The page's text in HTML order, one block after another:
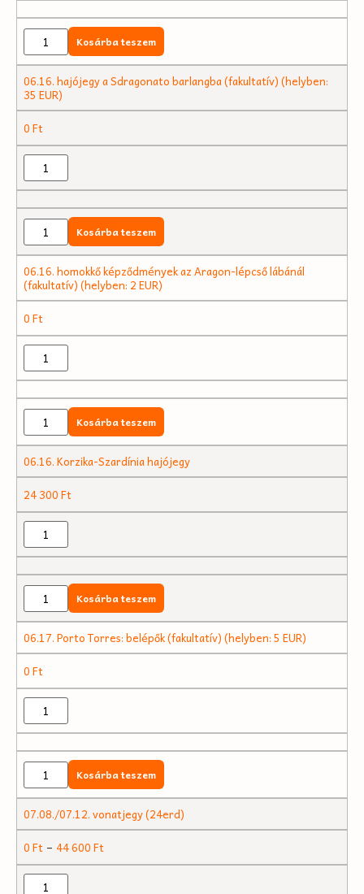
Kosárba teszem
06.16. hajójegy a Sdragonato barlangba (fakultatív) (helyben:
35 EUR)
0Ft
Kosárba teszem
06.16. homokkő képződmények az Aragon-lépcső lábánál
(fakultatív) (helyben: 2 EUR)
0Ft
Kosárba teszem
06.16. Korzika-Szardínia hajójegy
24 300Ft
Kosárba teszem
06.17. Porto Torres: belépők (fakultatív) (helyben: 5 EUR)
0Ft
Kosárba teszem
07.08./07.12. vonatjegy (24erd)
0Ft – 44 600Ft